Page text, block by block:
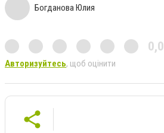
Богданова Юлия
0,0
Авторизуйтесь, щоб оцінити